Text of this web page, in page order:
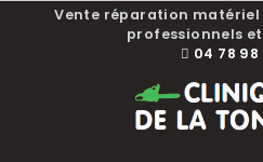
Vente réparation
professionnels
04 78 98